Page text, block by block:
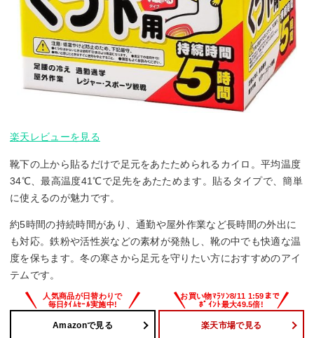
楽天レビューを見る
靴下の上から貼るだけで足元をあたためられるカイロ。平均温度
34℃、最高温度41℃で足先をあたためます。貼るタイプで、簡単
に使えるのが魅力です。
約5時間の持続時間があり、通勤や屋外作業など長時間の外出に
も対応。鉄粉や活性炭などの素材が発熱し、靴の中でも快適な温
度を保ちます。冬の寒さから足元を守りたい方におすすめのアイ
テムです。
Amazonで見る 楽天市場で見る